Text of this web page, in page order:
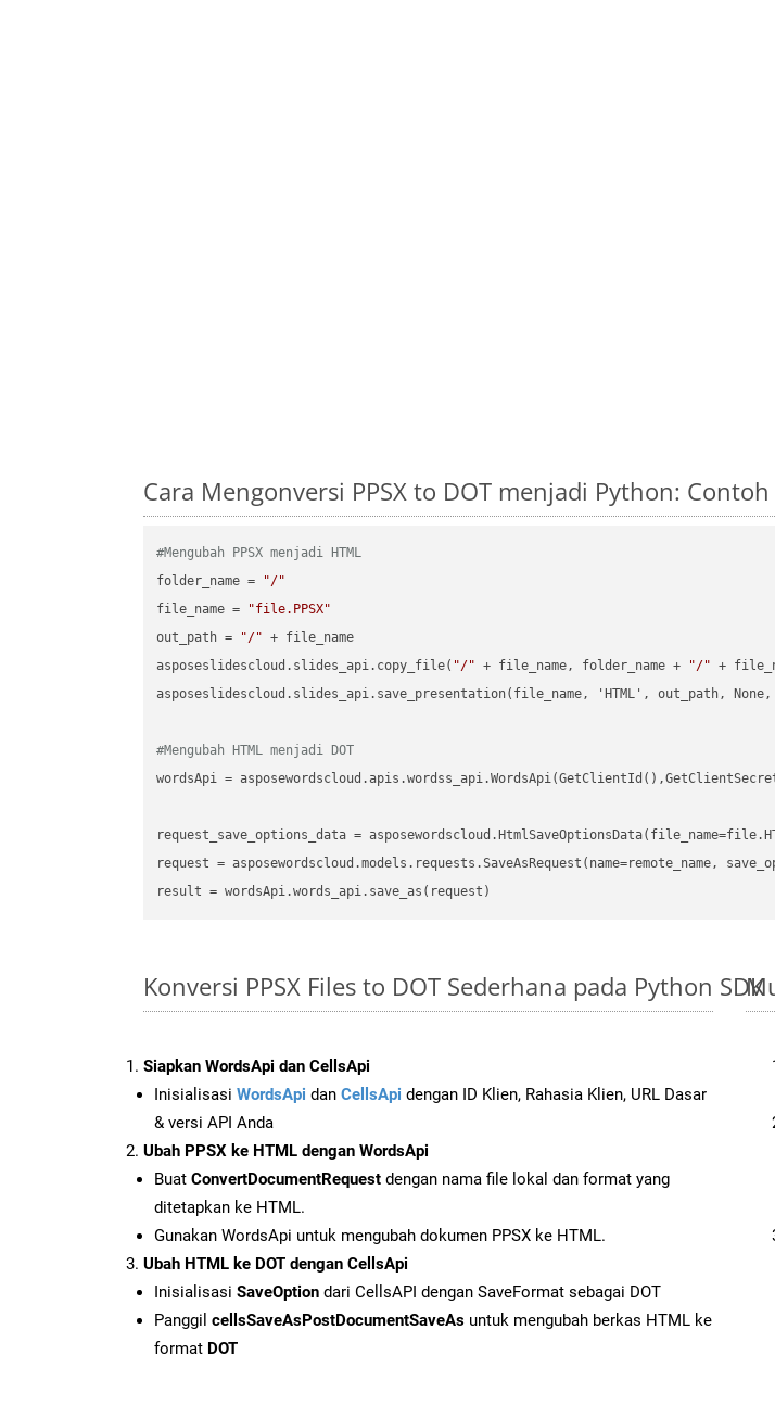
Cara Mengonversi PPSX to DOT menjadi Python:
#Mengubah PPSX menjadi HTML
folder_name =
"/"
file_name =
"file.PPSX"
out_path =
"/" + file_name
asposeslidescloud.slides_api.copy_file( "/" + file_name, folder_name + "/" +
asposeslidescloud.slides_api.save_presentation(file_name, 'HTML', out_path, None,
#Mengubah HTML menjadi DOT
wordsApi =
request_save_options_data =
request = asposewordscloud.models.requests.SaveAsRequest(name=remote_name,
Konversi PPSX Files to DOT Sederhana pada Python SDK
Siapkan WordsApi dan CellsApi
Inisialisasi WordsApi dan CellsApi dengan ID Klien, Rahasia Klien, URL Dasar
& versi API Anda
Ubah PPSX ke HTML dengan WordsApi
Buat ConvertDocumentRequest dengan nama file lokal dan format yang
ditetapkan ke HTML.
Gunakan WordsApi untuk mengubah dokumen PPSX ke HTML.
Ubah HTML ke DOT dengan CellsApi
Inisialisasi SaveOption dari CellsAPI dengan SaveFormat sebagai DOT
Panggil cellsSaveAsPostDocumentSaveAs untuk mengubah berkas HTML ke
format DOT